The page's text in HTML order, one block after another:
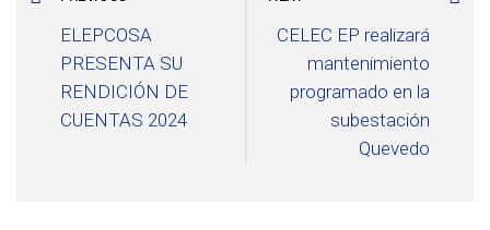
ELEPCOSA
PRESENTA SU
RENDICIÓN DE
CUENTAS 2024
CELEC EP realizará
mantenimiento
programado en la
subestación
Quevedo